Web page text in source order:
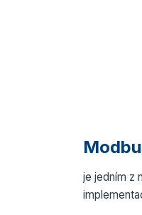
je jedním z